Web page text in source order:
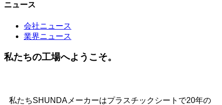
ニュース
会社ニュース
業界ニュース
私たちの工場へようこそ。
私たちSHUNDAメーカーはプラスチックシートで20年の